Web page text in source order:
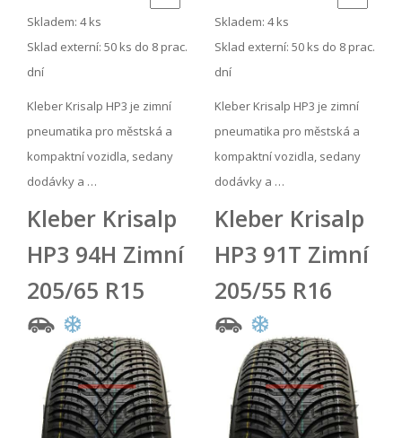
Skladem: 4 ks
Sklad externí: 50 ks do 8 prac.
dní
Kleber Krisalp HP3 je zimní
pneumatika pro městská a
kompaktní vozidla, sedany
dodávky a …
Skladem: 4 ks
Sklad externí: 50 ks do 8 prac.
dní
Kleber Krisalp HP3 je zimní
pneumatika pro městská a
kompaktní vozidla, sedany
dodávky a …
Kleber Krisalp
HP3 94H Zimní
205/65 R15
Kleber Krisalp
HP3 91T Zimní
205/55 R16